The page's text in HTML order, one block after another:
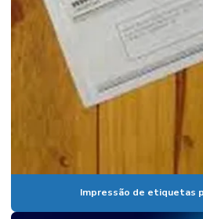
Impressão de etiquetas